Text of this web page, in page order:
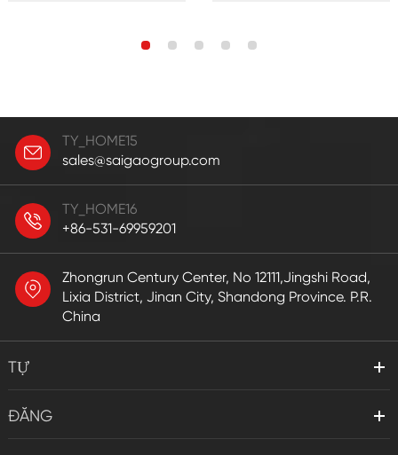
TY_HOME15
sales@saigaogroup.com
TY_HOME16
+86-531-69959201
Zhongrun Century Center, No 12111,Jingshi Road,
Lixia District, Jinan City, Shandong Province. P.R.
China
TỰ
ĐĂNG